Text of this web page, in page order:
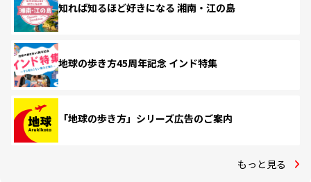
知れば知るほど好きになる 湘南・江の島
地球の歩き方45周年記念 インド特集
「地球の歩き方」シリーズ広告のご案内
もっと見る